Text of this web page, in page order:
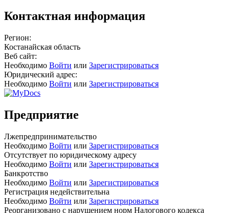
Контактная информация
Регион:
Костанайская область
Веб сайт:
Необходимо Войти или Зарегистрироваться
Юридический адрес:
Необходимо Войти или Зарегистрироваться
Предприятие
Лжепредпринимательство
Необходимо Войти или Зарегистрироваться
Отсутствует по юридическому адресу
Необходимо Войти или Зарегистрироваться
Банкротство
Необходимо Войти или Зарегистрироваться
Регистрация недействительна
Необходимо Войти или Зарегистрироваться
Реорганизовано с нарушением норм Налогового кодекса